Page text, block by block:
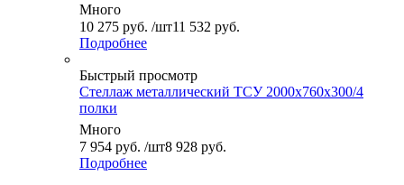
Много
10 275 руб. /шт11 532 руб.
Подробнее
Быстрый просмотр
Стеллаж металлический ТСУ 2000x760x300/4
полки
Много
7 954 руб. /шт8 928 руб.
Подробнее